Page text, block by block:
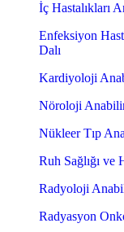
İç Hastalıkları
Enfeksiyon
Dalı
Kardiyoloji
Nöroloji
Nükleer Tıp
Ruh Sağlığı ve
Radyoloji
Radyasyon